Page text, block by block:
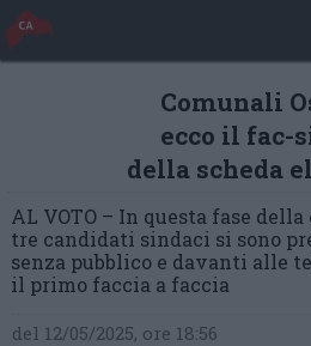
Comunali
ecco il fac-
della scheda
AL VOTO – In questa fase
tre candidati sindaci si sono
senza pubblico e davanti alle
il primo faccia a faccia
del 12/05/2025, ore 18:56